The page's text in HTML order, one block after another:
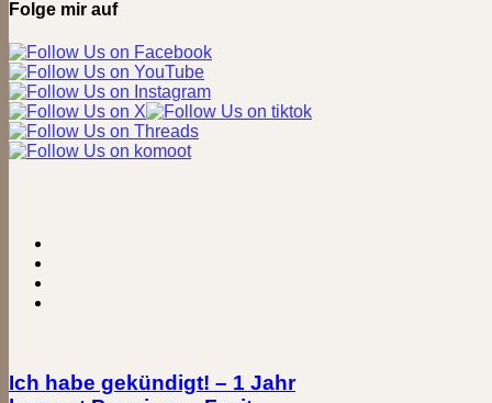
Folge mir auf
Ich habe gekündigt! – 1 Jahr